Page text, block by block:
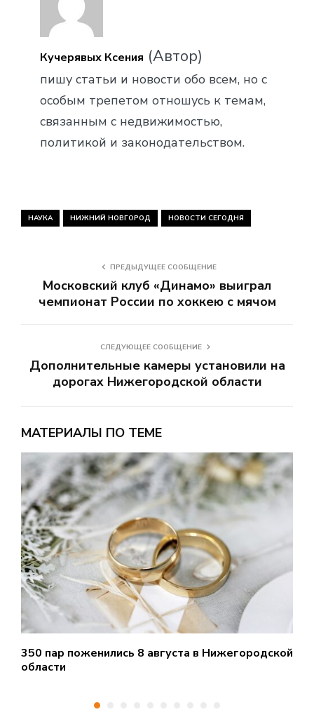
Кучерявых Ксения (Автор)
пишу статьи и новости обо всем, но с
особым трепетом отношусь к темам,
связанным с недвижимостью,
политикой и законодательством.
НАУКА НИЖНИЙ НОВГОРОД НОВОСТИ СЕГОДНЯ
ПРЕДЫДУЩЕЕ СООБЩЕНИЕ
Московский клуб «Динамо» выиграл
чемпионат России по хоккею с мячом
СЛЕДУЮЩЕЕ СООБЩЕНИЕ
Дополнительные камеры установили на
дорогах Нижегородской области
МАТЕРИАЛЫ ПО ТЕМЕ
350 пар поженились 8 августа в Нижегородской
области